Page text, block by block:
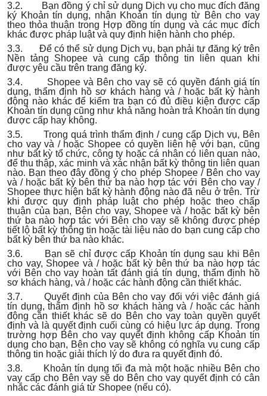
3.2. Bạn đồng ý chỉ sử dụng Dịch vụ cho mục đích đăng
ký Khoản tín dụng, nhận Khoản tín dụng từ Bên cho vay
theo thỏa thuận trong Hợp đồng tín dụng và các mục đích
khác được pháp luật và quy định hiện hành cho phép.
3.3. Để có thể sử dụng Dịch vụ, bạn phải tự đăng ký trên
Nền tảng Shopee và cung cấp thông tin liên quan khi
được yêu cầu trên trang đăng ký.
3.4. Shopee và Bên cho vay sẽ có quyền đánh giá tín
dụng, thẩm định hồ sơ khách hàng và / hoặc bất kỳ hành
động nào khác để kiểm tra bạn có đủ điều kiện được cấp
Khoản tín dụng cũng như khả năng hoàn trả Khoản tín dụng
được cấp hay không.
3.5. Trong quá trình thẩm định / cung cấp Dịch vụ, Bên
cho vay và / hoặc Shopee có quyền liên hệ với bạn, cũng
như bất kỳ tổ chức, công ty hoặc cá nhân có liên quan nào,
để thu thập, xác minh và xác nhận bất kỳ thông tin liên quan
nào. Bạn theo đây đồng ý cho phép Shopee / Bên cho vay
và / hoặc bất kỳ bên thứ ba nào hợp tác với Bên cho vay /
Shopee thực hiện bất kỳ hành động nào đã nêu ở trên. Trừ
khi được quy định pháp luật cho phép hoặc theo chấp
thuận của bạn, Bên cho vay, Shopee và / hoặc bất kỳ bên
thứ ba nào hợp tác với Bên cho vay sẽ không được phép
tiết lộ bất kỳ thông tin hoặc tài liệu nào do bạn cung cấp cho
bất kỳ bên thứ ba nào khác.
3.6. Bạn sẽ chỉ được cấp Khoản tín dụng sau khi Bên
cho vay, Shopee và / hoặc bất kỳ bên thứ ba nào hợp tác
với Bên cho vay hoàn tất đánh giá tín dụng, thẩm định hồ
sơ khách hàng, và / hoặc các hành động cần thiết khác.
3.7. Quyết định của Bên cho vay đối với việc đánh giá
tín dụng, thẩm định hồ sơ khách hàng và / hoặc các hành
động cần thiết khác sẽ do Bên cho vay toàn quyền quyết
định và là quyết định cuối cùng có hiệu lực áp dụng. Trong
trường hợp Bên cho vay quyết định không cấp Khoản tín
dụng cho bạn, Bên cho vay sẽ không có nghĩa vụ cung cấp
thông tin hoặc giải thích lý do đưa ra quyết định đó.
3.8. Khoản tín dụng tối đa mà một hoặc nhiều Bên cho
vay cấp cho Bên vay sẽ do Bên cho vay quyết định có cân
nhắc các đánh giá từ Shopee (nếu có).